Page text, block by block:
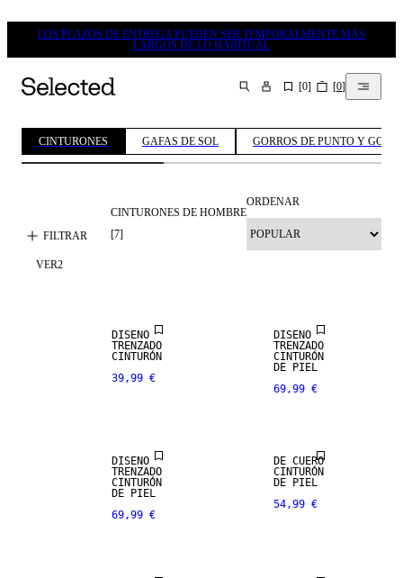
LOS PLAZOS DE ENTREGA PUEDEN SER TEMPORALMENTE MÁS
LARGOS DE LO HABITUAL
BUSCAR [0] [0]
CINTURONES GAFAS DE SOL GORROS DE PUNTO Y
FILTRAR
CINTURONES DE HOMBRE
[7]
ORDENAR
VER2
DISEÑO
TRENZADO
CINTURÓN
39,99 €
NEW
ARRIVALS
DISEÑO
TRENZADO
CINTURÓN
DE PIEL
69,99 €
NEW
ARRIVALS
DISEÑO
TRENZADO
CINTURÓN
DE PIEL
69,99 €
CUERO
AUTÉNTICO
PREMIUM
DE CUERO
CINTURÓN
DE PIEL
54,99 €
CUERO
AUTÉNTICO
PREMIUM
CUERO
AUTÉNTICO